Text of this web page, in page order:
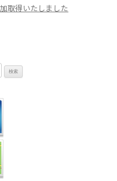
取得いたしました